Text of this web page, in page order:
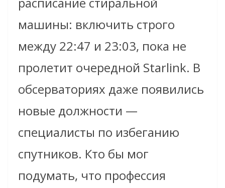
машины: включить строго
между 22:47 и 23:03, пока не
пролетит очередной Starlink. В
обсерваториях даже появились
новые должности —
специалисты по избеганию
спутников. Кто бы мог
подумать, что профессия